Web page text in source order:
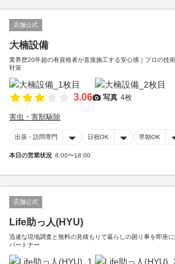
店舗公式
大楠設備
業界歴20年超の有資格者が直接施工する安心感｜プロの技
対策
3.06 写真 4枚
害虫・害獣駆除
出張・訪問専門 日祝OK 早朝OK
本日の営業状況 8:00〜18:00
店舗公式
Life助っ人(HYU)
迅速な現地調査と無料の見積もりで暮らしの困り事を即座
パートナー